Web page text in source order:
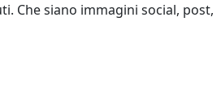
Che siano immagini social, post,